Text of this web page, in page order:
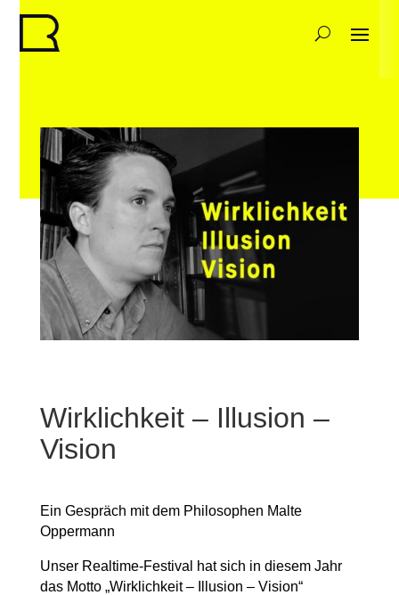
Wirklichkeit – Illusion –
Vision
Ein Gespräch mit dem Philosophen Malte
Oppermann
Unser Realtime-Festival hat sich in diesem Jahr
das Motto „Wirklichkeit – Illusion – Vision“